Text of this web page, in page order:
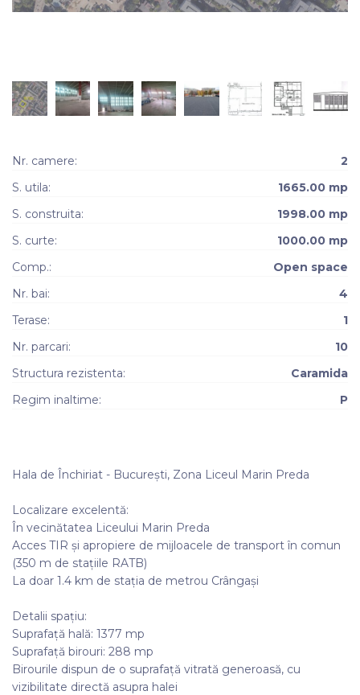
Nr. camere:
2
S. utila:
1665.00 mp
S. construita:
1998.00 mp
S. curte:
1000.00 mp
Comp.:
Open space
Nr. bai:
4
Terase:
1
Nr. parcari:
10
Structura rezistenta:
Caramida
Regim inaltime:
P
Hala de Închiriat - București, Zona Liceul Marin Preda
Localizare excelentă:
În vecinătatea Liceului Marin Preda
Acces TIR și apropiere de mijloacele de transport în comun
(350 m de stațiile RATB)
La doar 1.4 km de stația de metrou Crângași
Detalii spațiu:
Suprafață hală: 1377 mp
Suprafață birouri: 288 mp
Birourile dispun de o suprafață vitrată generoasă, cu
vizibilitate directă asupra halei